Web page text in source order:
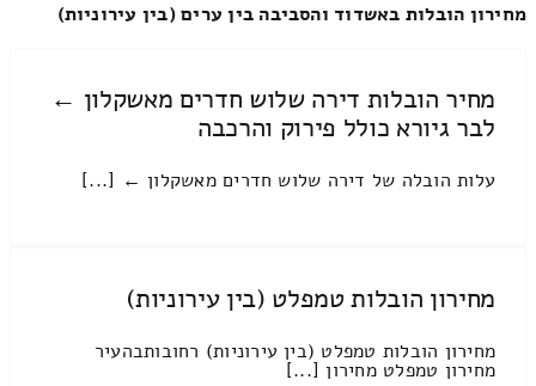
מחירון הובלות באשדוד והסביבה בין ערים (בין עירוניות)
מחיר הובלות דירה שלוש חדרים מאשקלון ←
לבר גיורא כולל פירוק והרכבה
עלות הובלה של דירה שלוש חדרים מאשקלון ← [...]
מחירון הובלות טמפלט (בין עירוניות)
מחירון הובלות טמפלט (בין עירוניות) רחובותבהעיר
מחירון טמפלט מחירון [...]